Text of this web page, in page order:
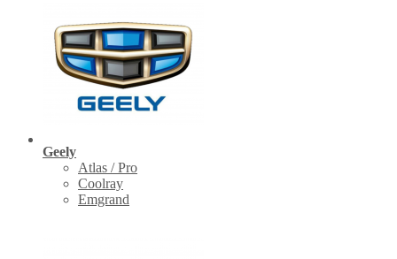
Geely
Atlas / Pro
Coolray
Emgrand